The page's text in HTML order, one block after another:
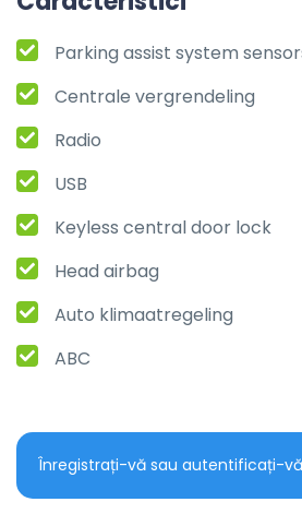
Parking assist system
Centrale vergrendeling
Radio
USB
Keyless central door lock
Head airbag
Auto klimaatregeling
ABC
Înregistrați-vă sau autentificați-